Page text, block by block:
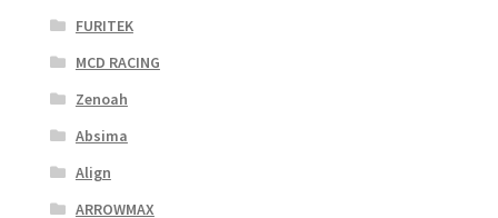
FURITEK
MCD RACING
Zenoah
Absima
Align
ARROWMAX